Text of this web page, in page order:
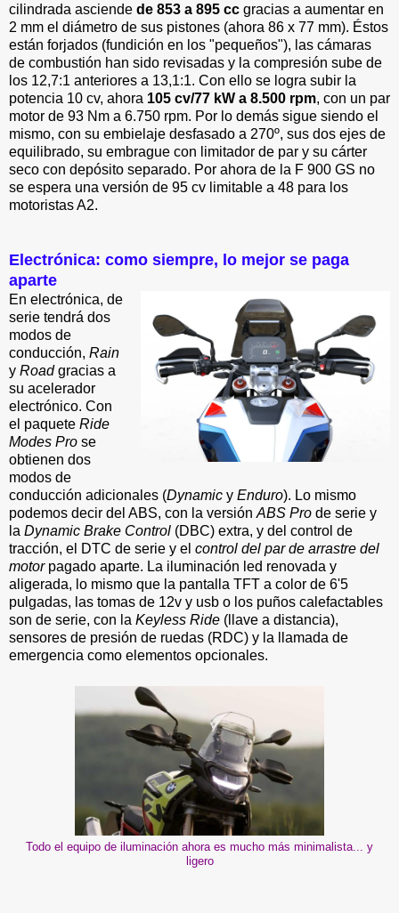
cilindrada asciende de 853 a 895 cc gracias a aumentar en
2 mm el diámetro de sus pistones (ahora 86 x 77 mm). Éstos
están forjados (fundición en los "pequeños"), las cámaras
de combustión han sido revisadas y la compresión sube de
los 12,7:1 anteriores a 13,1:1. Con ello se logra subir la
potencia 10 cv, ahora 105 cv/77 kW a 8.500 rpm, con un par
motor de 93 Nm a 6.750 rpm. Por lo demás sigue siendo el
mismo, con su embielaje desfasado a 270º, sus dos ejes de
equilibrado, su embrague con limitador de par y su cárter
seco con depósito separado. Por ahora de la F 900 GS no
se espera una versión de 95 cv limitable a 48 para los
motoristas A2.
Electrónica: como siempre, lo mejor se paga
aparte
En electrónica, de
serie tendrá dos
modos de
conducción, Rain
y Roadgracias a
su acelerador
electrónico. Con
el paquete Ride
Modes Pro se
obtienen dos
modos de
conducción adicionales (Dynamic y Enduro). Lo mismo
podemos decir del ABS, con la versión ABS Pro de serie y
la Dynamic Brake Control (DBC) extra, y del control de
tracción, el DTC de serie y el control del par de arrastre del
motor pagado aparte. La iluminación led renovada y
aligerada, lo mismo que la pantalla TFT a color de 6'5
pulgadas, las tomas de 12v y usb o los puños calefactables
son de serie, con la Keyless Ride (llave a distancia),
sensores de presión de ruedas (RDC) y la llamada de
emergencia como elementos opcionales.
Todo el equipo de iluminación ahora es mucho más minimalista... y
ligero